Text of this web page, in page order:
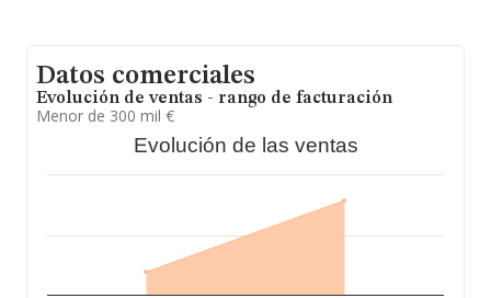
Datos comerciales
Evolución de ventas - rango de facturación
Menor de 300 mil €
Evolución de las ventas